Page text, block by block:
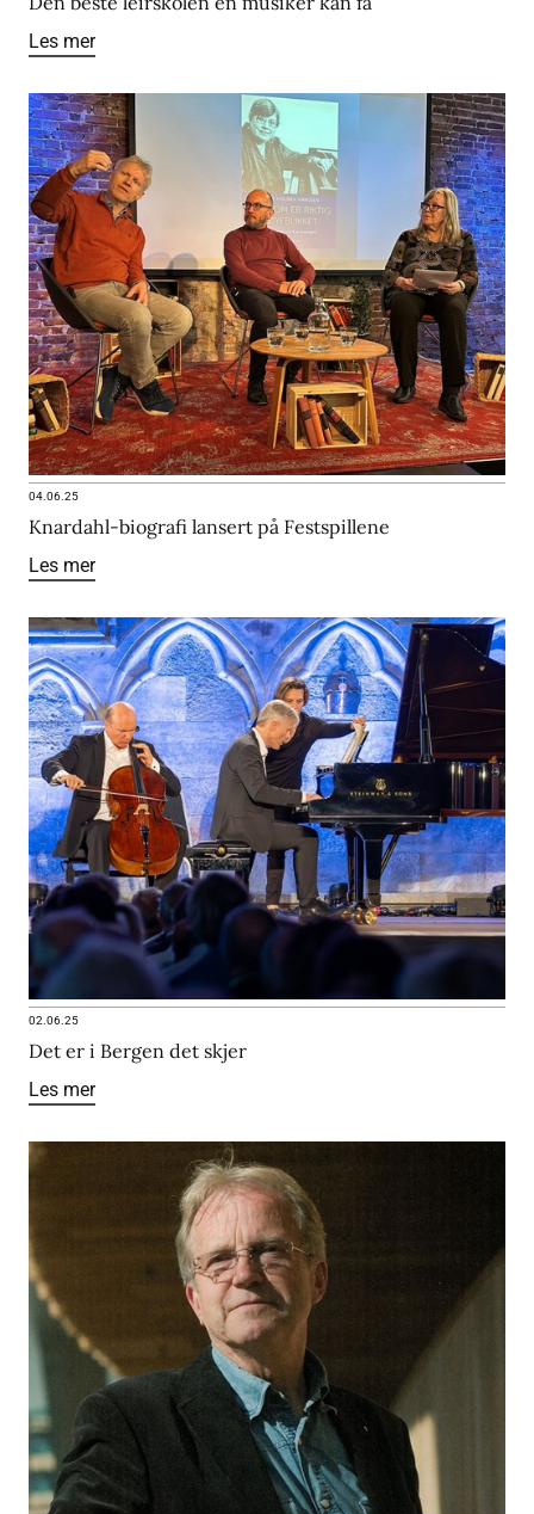
Les mer
04.06.25
Knardahl-biografi lansert på Festspillene
Les mer
02.06.25
Det er i Bergen det skjer
Les mer